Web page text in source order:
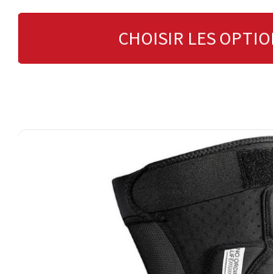
CHOISIR LES